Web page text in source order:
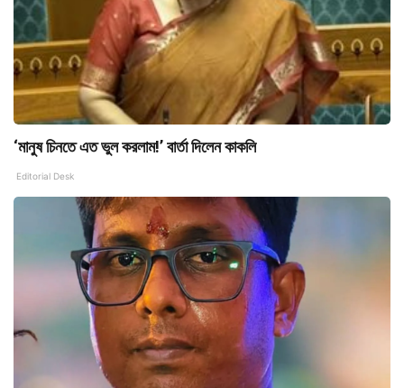
‘মানুষ চিনতে এত ভুল করলাম!’ বার্তা দিলেন কাকলি
Editorial Desk